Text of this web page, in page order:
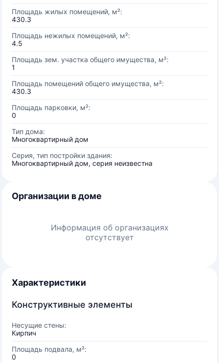
Площадь жилых помещений, м²:
430.3
Площадь нежилых помещений, м²:
4.5
Площадь зем. участка общего имущества, м²:
1
Площадь помещений общего имущества, м²:
430.3
Площадь парковки, м²:
0
Тип дома:
Многоквартирный дом
Серия, тип постройки здания:
Многоквартирный дом, серия неизвестна
Организации в доме
Информация об организациях
отсутствует
Характеристики
Конструктивные элементы
Несущие стены:
Кирпич
Площадь подвала, м²:
0